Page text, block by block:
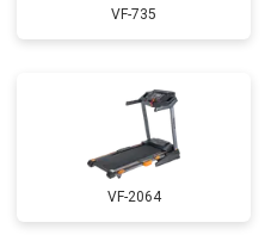
VF-735
VF-2064